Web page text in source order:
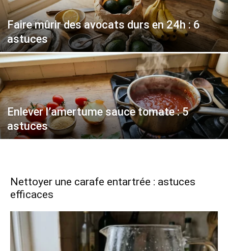
Faire mûrir des avocats durs en 24h : 6
astuces
Enlever l’amertume sauce tomate : 5
astuces
Nettoyer une carafe entartrée : astuces
efficaces